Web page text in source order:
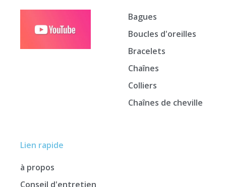
Lien rapide
à propos
Conseil d'entretien
Bagues
Boucles d'oreilles
Bracelets
Chaînes
Colliers
Chaînes de cheville